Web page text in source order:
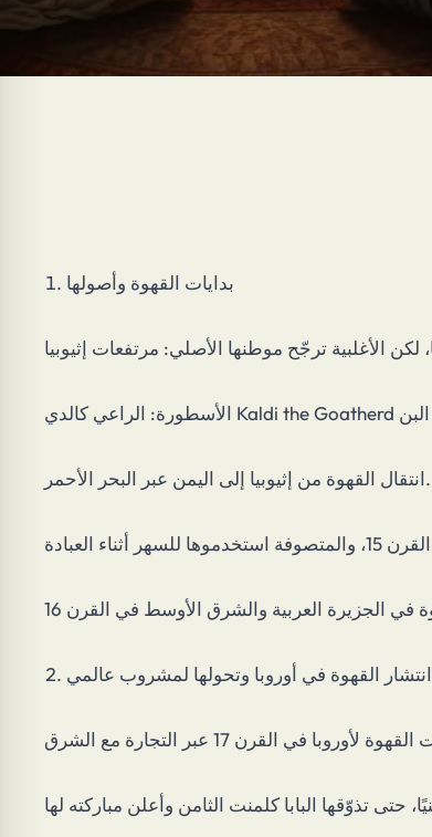
بدايات القهوة وأصولها
انتقال القهوة من إثيوبيا إلى اليمن عبر البحر الأحمر.
انتشار القهوة في أوروبا وتحولها لمشروب عالمي